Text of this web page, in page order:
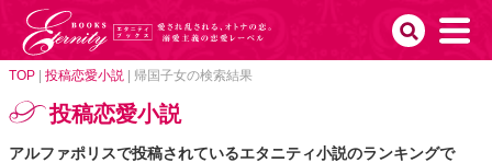
TOP 投稿恋愛小説 帰国子女の検索結果
投稿恋愛小説
アルファポリスで投稿されているエタニティ小説のランキングで